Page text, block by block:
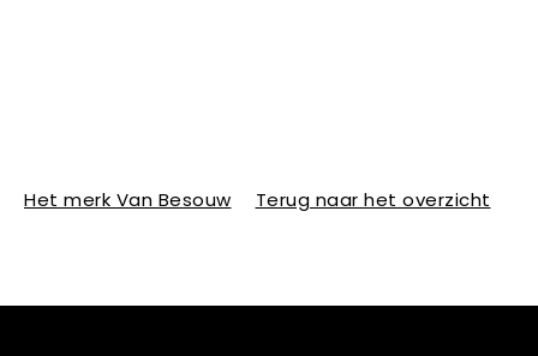
Het merk Van Besouw Terug naar het overzicht